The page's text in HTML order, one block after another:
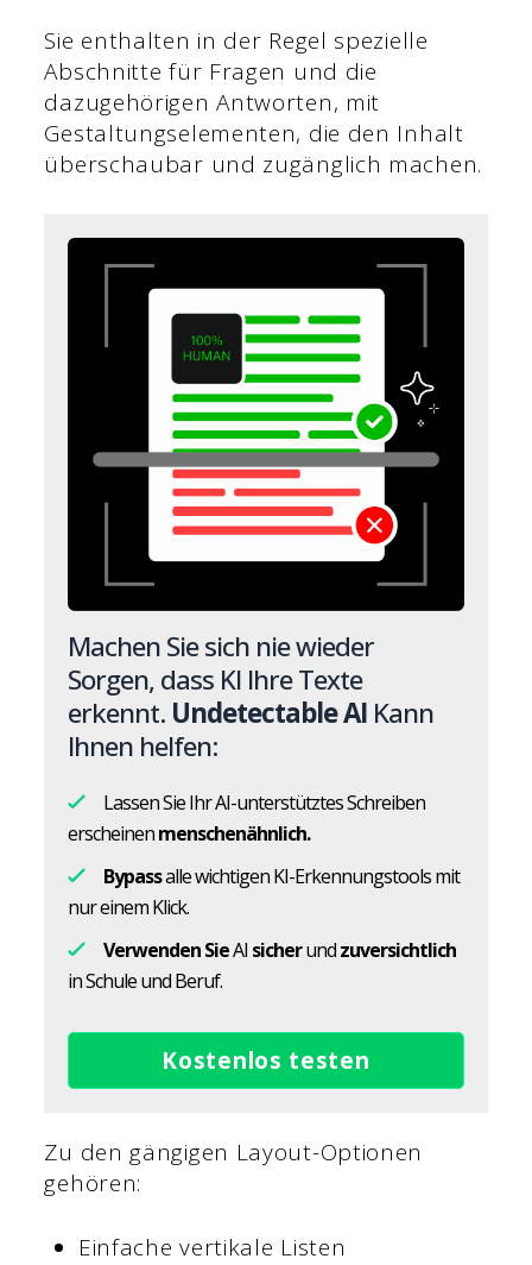
Sie enthalten in der Regel spezielle
Abschnitte für Fragen und die
dazugehörigen Antworten, mit
Gestaltungselementen, die den Inhalt
überschaubar und zugänglich machen.
Machen Sie sich nie wieder
Sorgen, dass KI Ihre Texte
erkennt. Undetectable AI Kann
Ihnen helfen:
Lassen Sie Ihr AI-unterstütztes Schreiben
erscheinenmenschenähnlich.
Bypassalle wichtigen KI-Erkennungstools mit
nur einem Klick.
Verwenden SieAI sicherundzuversichtlich
in Schule und Beruf.
Kostenlos testen
Zu den gängigen Layout-Optionen
gehören:
Einfache vertikale Listen